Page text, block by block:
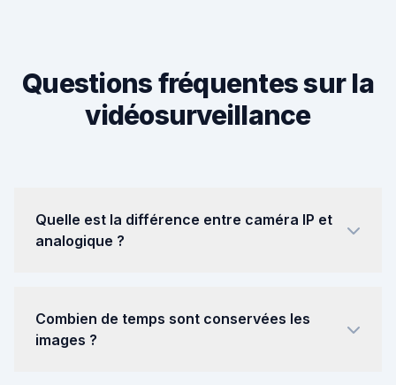
Questions fréquentes sur la
vidéosurveillance
Quelle est la différence entre caméra IP et
analogique ?
détection IA intégrée et une transmission
réseau. Contrairement aux caméras
Combien de temps sont conservées les
images ?